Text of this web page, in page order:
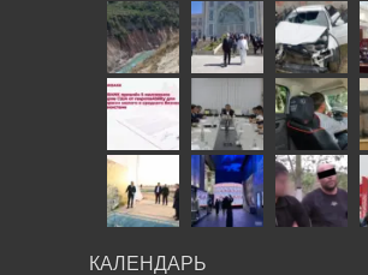
КАЛЕНДАРЬ